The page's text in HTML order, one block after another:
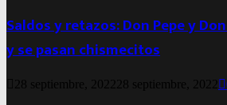
Saldos y retazos: Don Pepe y
y se pasan chismecitos
28 septiembre, 2022 28 septiembre, 2022